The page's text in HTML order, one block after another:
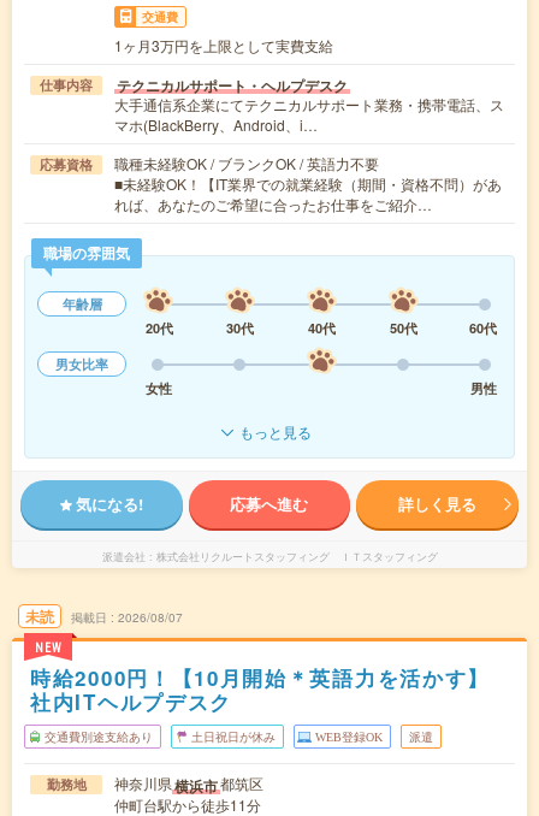
交通費
1ヶ月3万円を上限として実費支給
仕事内容 テクニカルサポート・ヘルプデスク
大手通信系企業にてテクニカルサポート業務・携帯電話、ス
マホ(BlackBerry、Android、i…
応募資格
職種未経験OK / ブランクOK / 英語力不要
■未経験OK！【IT業界での就業経験（期間・資格不問）があ
れば、あなたのご希望に合ったお仕事をご紹介…
職場の雰囲気
年齢層
20代
30代 40代 50代
60代
男女比率
女性
男性
もっと見る
気になる! 応募へ進む 詳しく見る
派遣会社 株式会社リクルートスタッフィング ＩＴスタッフィング
未読
NEW
掲載日 2026/08/07
時給2000円！【10月開始＊英語力を活かす】
社内ITヘルプデスク
交通費別途支給あり 土日祝日が休み WEB登録OK 派遣
勤務地 神奈川県横浜市都筑区
仲町台駅から徒歩11分